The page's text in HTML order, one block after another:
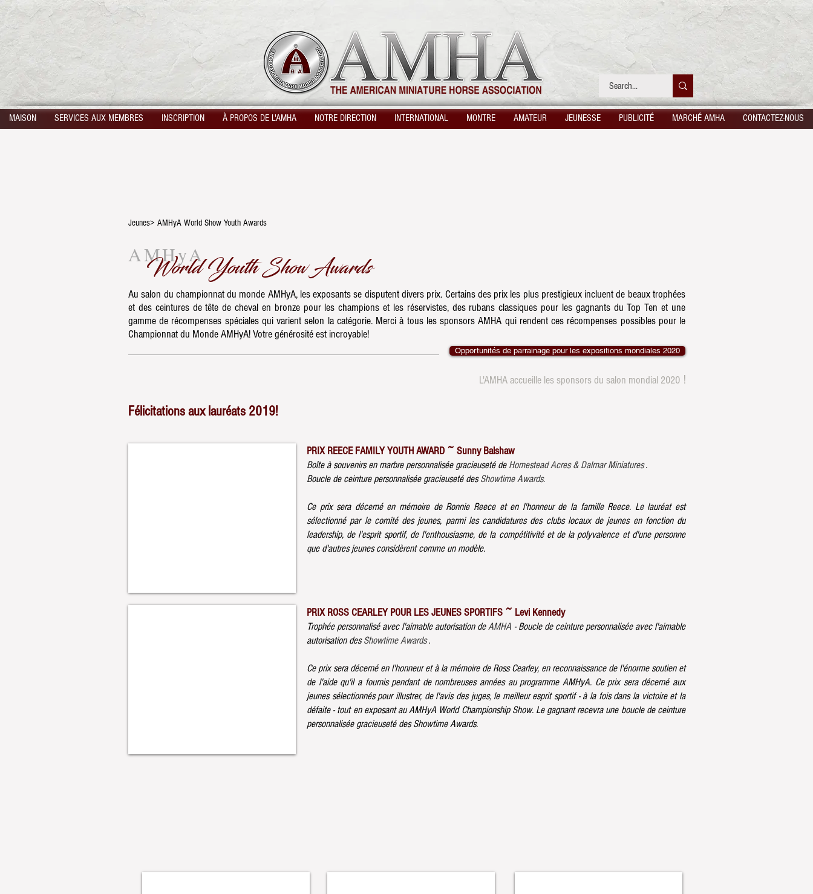
MAISON SERVICES AUX MEMBRES INSCRIPTION À PROPOS DE L'AMHA NOTRE DIRECTION INTERNATIONAL MONTRE AMATEUR JEUNESSE PUBLICITÉ MARCHÉ AMHA CONTACTEZ-NOUS
Jeunes> AMHyA World Show Youth Awards
Au salon du championnat du monde AMHyA, les exposants se disputent divers prix. Certains des prix les plus prestigieux incluent de beaux trophées
et des ceintures de tête de cheval en bronze pour les champions et les réservistes, des rubans classiques pour les gagnants du Top Ten et une
gamme de récompenses spéciales qui varient selon la catégorie. Merci à tous les sponsors AMHA qui rendent ces récompenses possibles pour le
Championnat du Monde AMHyA! Votre générosité est incroyable!
Opportunités de parrainage pour les expositions mondiales 2020
L'AMHA accueille les sponsors du salon mondial 2020 !
PRIX REECE FAMILY YOUTH AWARD ~ Sunny Balshaw
Boîte à souvenirs en marbre personnalisée gracieuseté de Homestead Acres & Dalmar Miniatures.
Boucle de ceinture personnalisée gracieuseté desShowtime Awards.
Ce prix sera décerné en mémoire de Ronnie Reece et en l'honneur de la famille Reece. Le lauréat est
sélectionné par le comité des jeunes, parmi les candidatures des clubs locaux de jeunes en fonction du
leadership, de l'esprit sportif, de l'enthousiasme, de la compétitivité et de la polyvalence et d'une personne
que d'autres jeunes considèrent comme un modèle.
PRIX ROSS CEARLEY POUR LES JEUNES SPORTIFS ~ Levi Kennedy
Trophée personnalisé avec l'aimable autorisation deAMHA - Boucle de ceinture personnalisée avec l'aimable
autorisation desShowtime Awards.
Ce prix sera décerné en l'honneur et à la mémoire de Ross Cearley, en reconnaissance de l'énorme soutien et
de l'aide qu'il a fournis pendant de nombreuses années au programme AMHyA. Ce prix sera décerné aux
jeunes sélectionnés pour illustrer, de l'avis des juges, le meilleur esprit sportif - à la fois dans la victoire et la
défaite - tout en exposant au AMHyA World Championship Show. Le gagnant recevra une boucle de ceinture
personnalisée gracieuseté des Showtime Awards.
AMHyA
World Youth Show Awards
Félicitations aux lauréats 2019!